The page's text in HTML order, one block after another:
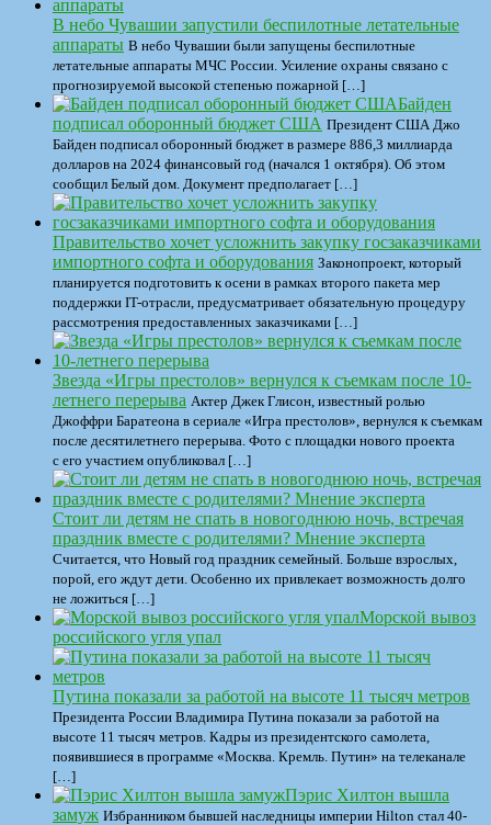
В небо Чувашии запустили беспилотные летательные
аппараты В небо Чувашии были запущены беспилотные
летательные аппараты МЧС России. Усиление охраны связано с
прогнозируемой высокой степенью пожарной […]
Байден
подписал оборонный бюджет США Президент США Джо
Байден подписал оборонный бюджет в размере 886,3 миллиарда
долларов на 2024 финансовый год (начался 1 октября). Об этом
сообщил Белый дом. Документ предполагает […]
Правительство хочет усложнить закупку госзаказчиками
импортного софта и оборудования Законопроект, который
планируется подготовить к осени в рамках второго пакета мер
поддержки IT-отрасли, предусматривает обязательную процедуру
рассмотрения предоставленных заказчиками […]
Звезда «Игры престолов» вернулся к съемкам после 10-
летнего перерыва Актер Джек Глисон, известный ролью
Джоффри Баратеона в сериале «Игра престолов», вернулся к съемкам
после десятилетнего перерыва. Фото с площадки нового проекта
с его участием опубликовал […]
Стоит ли детям не спать в новогоднюю ночь, встречая
праздник вместе с родителями? Мнение эксперта
Считается, что Новый год праздник семейный. Больше взрослых,
порой, его ждут дети. Особенно их привлекает возможность долго
не ложиться […]
Морской вывоз
российского угля упал
Путина показали за работой на высоте 11 тысяч метров
Президента России Владимира Путина показали за работой на
высоте 11 тысяч метров. Кадры из президентского самолета,
появившиеся в программе «Москва. Кремль. Путин» на телеканале
[…]
Пэрис Хилтон вышла
замуж Избранником бывшей наследницы империи Hilton стал 40-